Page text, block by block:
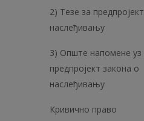
2) Тезе за
наслеђивању
3) Опште напомене уз
предпројект закона о
наслеђивању
Кривично право